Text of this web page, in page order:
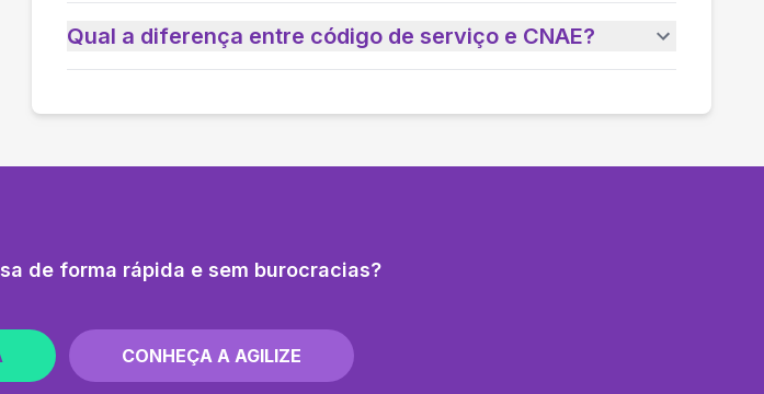
Qual a diferença entre código de serviço e CNAE?
de forma rápida e sem burocracias?
CONHEÇA A AGILIZE